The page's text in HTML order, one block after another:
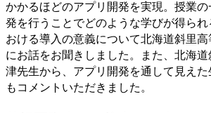
かかるほどのアプリ開発を実現。授業
発を行うことでどのような学びが得ら
おける導入の意義について北海道斜里
にお話をお聞きしました。また、北海
津先生から、アプリ開発を通して見え
もコメントいただきました。